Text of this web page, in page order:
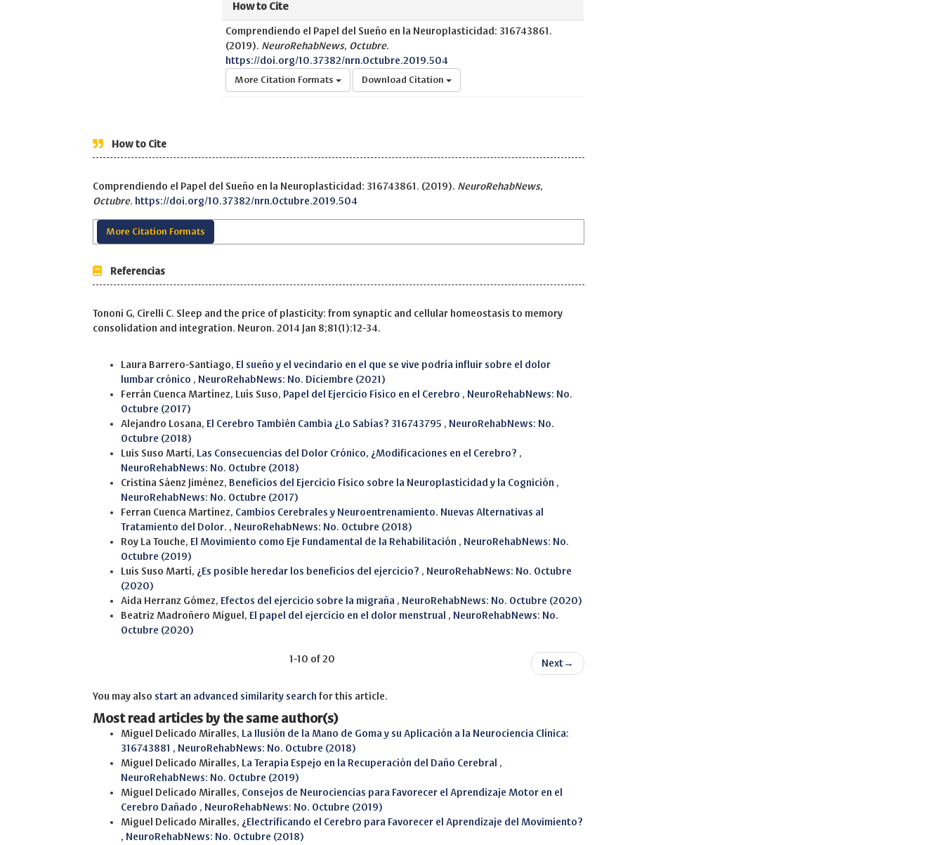
How to Cite
Comprendiendo el Papel del Sueño en la Neuroplasticidad: 316743861.
(2019). NeuroRehabNews, Octubre.
https://doi.org/10.37382/nrn.Octubre.2019.504
More Citation Formats Download Citation
How to Cite
Comprendiendo el Papel del Sueño en la Neuroplasticidad: 316743861. (2019). NeuroRehabNews,
Octubre. https://doi.org/10.37382/nrn.Octubre.2019.504
More Citation Formats
Referencias
Tononi G, Cirelli C. Sleep and the price of plasticity: from synaptic and cellular homeostasis to memory
consolidation and integration. Neuron. 2014 Jan 8;81(1):12-34.
Laura Barrero-Santiago, El sueño y el vecindario en el que se vive podría influir sobre el dolor
lumbar crónico , NeuroRehabNews: No. Diciembre (2021)
Ferrán Cuenca Martínez, Luís Suso, Papel del Ejercicio Físico en el Cerebro , NeuroRehabNews: No.
Octubre (2017)
Alejandro Losana, El Cerebro También Cambia ¿Lo Sabías? 316743795 , NeuroRehabNews: No.
Octubre (2018)
Luis Suso Martí, Las Consecuencias del Dolor Crónico, ¿Modificaciones en el Cerebro? ,
NeuroRehabNews: No. Octubre (2018)
Cristina Sáenz Jiménez, Beneficios del Ejercicio Físico sobre la Neuroplasticidad y la Cognición ,
NeuroRehabNews: No. Octubre (2017)
Ferran Cuenca Martínez, Cambios Cerebrales y Neuroentrenamiento. Nuevas Alternativas al
Tratamiento del Dolor. , NeuroRehabNews: No. Octubre (2018)
Roy La Touche, El Movimiento como Eje Fundamental de la Rehabilitación , NeuroRehabNews: No.
Octubre (2019)
Luis Suso Martí, ¿Es posible heredar los beneficios del ejercicio? , NeuroRehabNews: No. Octubre
(2020)
Aida Herranz Gómez, Efectos del ejercicio sobre la migraña , NeuroRehabNews: No. Octubre (2020)
Beatriz Madroñero Miguel, El papel del ejercicio en el dolor menstrual , NeuroRehabNews: No.
Octubre (2020)
1-10 of 20 Next →
You may also start an advanced similarity search for this article.
Most read articles by the same author(s)
Miguel Delicado Miralles, La Ilusión de la Mano de Goma y su Aplicación a la Neurociencia Clínica:
316743881 , NeuroRehabNews: No. Octubre (2018)
Miguel Delicado Miralles, La Terapia Espejo en la Recuperación del Daño Cerebral ,
NeuroRehabNews: No. Octubre (2019)
Miguel Delicado Miralles, Consejos de Neurociencias para Favorecer el Aprendizaje Motor en el
Cerebro Dañado , NeuroRehabNews: No. Octubre (2019)
Miguel Delicado Miralles, ¿Electrificando el Cerebro para Favorecer el Aprendizaje del Movimiento?
, NeuroRehabNews: No. Octubre (2018)